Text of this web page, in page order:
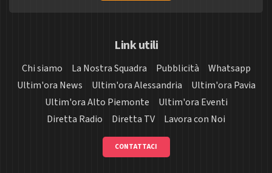
Link utili
Chi siamo La Nostra Squadra Pubblicità
Whatsapp
Ultim'ora News
Ultim'ora Alessandria
Ultim'ora Pavia
Ultim'ora Alto Piemonte
Ultim'ora Eventi
Diretta Radio
Diretta TV Lavora con Noi
CONTATTACI